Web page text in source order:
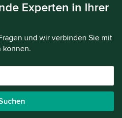
Experten in Ihrer
und wir verbinden Sie mit
können.